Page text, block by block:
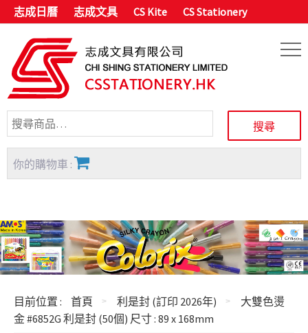
志成日曆 志成文具 CS Kite CS Stationery
你的購物車 :
目前位置 : 首頁 利是封 (訂印 2026年)
大雙色燙
金 #6852G 利是封 (50個) 尺寸 : 89 x 168mm